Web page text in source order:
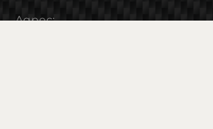
Адрес: